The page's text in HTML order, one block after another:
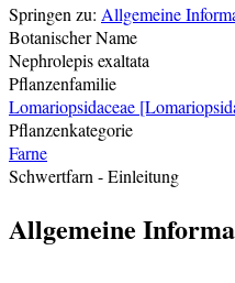
Springen zu: Allgemeine
Botanischer Name
Nephrolepis exaltata
Pflanzenfamilie
Lomariopsidaceae
Pflanzenkategorie
Farne
Schwertfarn - Einleitung
Allgemeine